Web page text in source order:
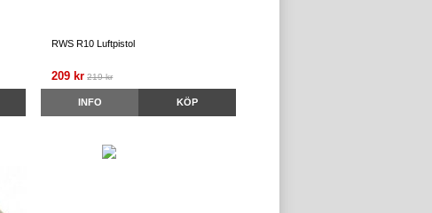
RWS R10 Luftpistol
209 kr 219 kr
INFO KÖP